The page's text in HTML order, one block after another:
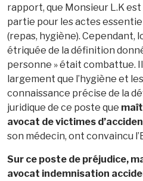
rapport, que Monsieur L.K
partie pour les actes
(repas, hygiène). Cependant,
étriquée de la définition
personne » était combattue.
largement que l’hygiène et
connaissance précise de la
juridique de ce poste que
avocat de victimes
son médecin, ont convaincu
Sur ce poste de préjudice,
avocat indemnisation